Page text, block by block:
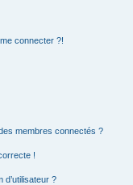
connecter ?!
membres connectés ?
!
d’utilisateur ?